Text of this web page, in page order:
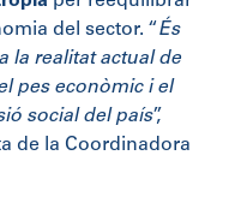
del sector. “És
la realitat actual de
pes econòmic i el
social del país”,
de la Coordinadora